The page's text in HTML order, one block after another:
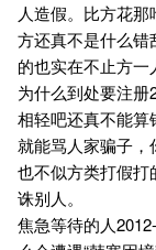
人造假。比方花
方还真不是什么错
的也实在不止方一
为什么到处要注册
相轻吧还真不能
就能骂人家骗子
也不似方类打假打
诛别人。
焦急等待的人